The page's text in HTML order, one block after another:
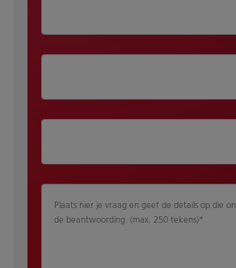
Plaats hier je vraag en geef de details op die
de beantwoording. (max. 250 tekens)*